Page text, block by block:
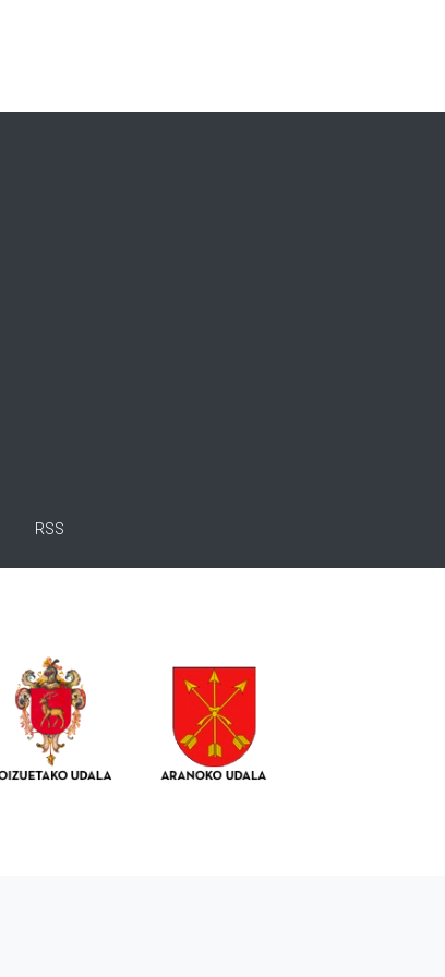
RSS